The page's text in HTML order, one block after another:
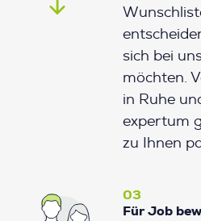
sich bei
möchten.
in Ruhe
expertum
zu Ihnen
03
Für Job